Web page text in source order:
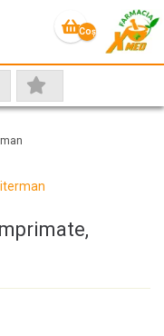
Coş